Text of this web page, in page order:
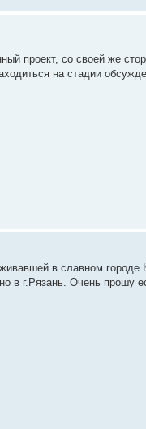
проект, со своей же
на стадии
в славном
г.Рязань. Очень прошу